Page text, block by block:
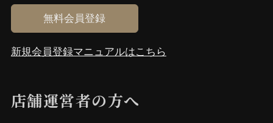
無料会員登録
新規会員登録マニュアルはこちら
店舗運営者の⽅へ